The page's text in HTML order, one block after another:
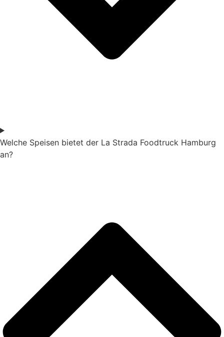
Welche Speisen bietet der La Strada Foodtruck Hamburg
an?